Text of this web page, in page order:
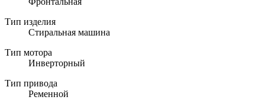
Тип изделия
Стиральная машина
Тип мотора
Инверторный
Тип привода
Ременной